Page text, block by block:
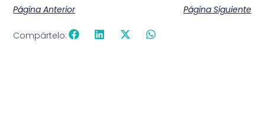
Página Anterior Página Siguiente
Compártelo: